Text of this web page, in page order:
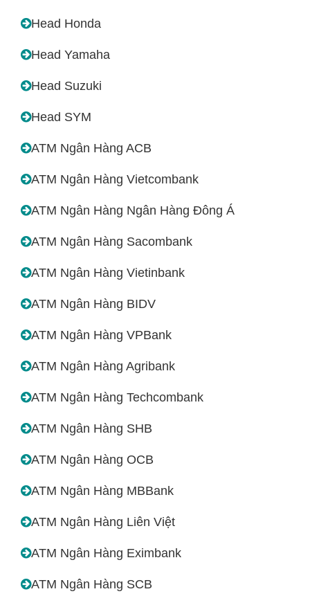
Head Honda
Head Yamaha
Head Suzuki
Head SYM
ATM Ngân Hàng ACB
ATM Ngân Hàng Vietcombank
ATM Ngân Hàng Ngân Hàng Đông Á
ATM Ngân Hàng Sacombank
ATM Ngân Hàng Vietinbank
ATM Ngân Hàng BIDV
ATM Ngân Hàng VPBank
ATM Ngân Hàng Agribank
ATM Ngân Hàng Techcombank
ATM Ngân Hàng SHB
ATM Ngân Hàng OCB
ATM Ngân Hàng MBBank
ATM Ngân Hàng Liên Việt
ATM Ngân Hàng Eximbank
ATM Ngân Hàng SCB